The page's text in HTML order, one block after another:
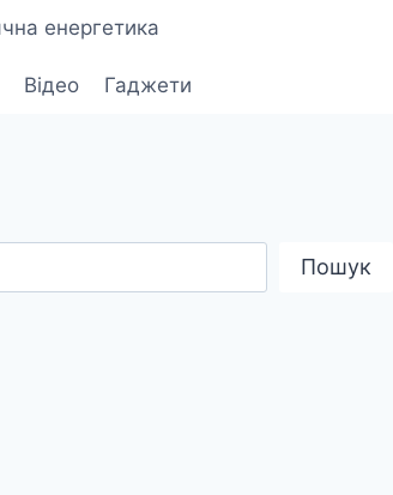
енергетика
Відео Гаджети
Пошук